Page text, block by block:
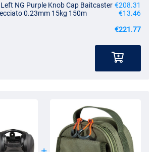
NG Purple Knob Cap Baitcaster €208.31
0.23mm 15kg 150m
€13.46
€221.77